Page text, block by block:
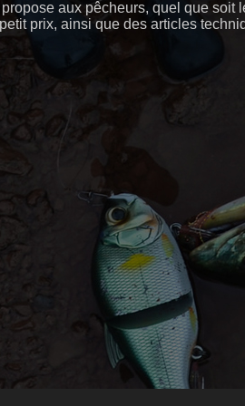
aux pêcheurs, quel que soit
prix, ainsi que des articles